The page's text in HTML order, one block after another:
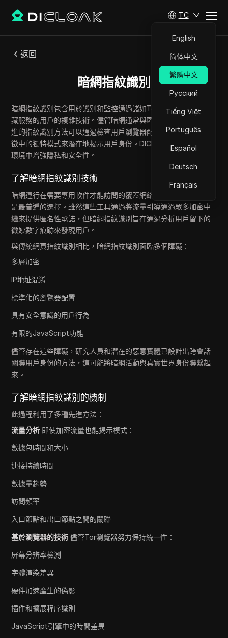
TC
English
简体中文
繁體中文
Русский
Tiếng Việt
Português
Español
Deutsch
Français
返回
暗網指紋識別
暗網指紋識別包含用於識別和監控通過諸如Tor等匿名網絡訪問隱
藏服務的用戶的複雜技術。儘管暗網通常與匿名性相關聯，但先
進的指紋識別方法可以通過檢查用戶瀏覽器配置、行為和網絡特
徵中的獨特模式來潛在地揭示用戶身份。DICloak致力於在此複雜
環境中增強隱私和安全性。
了解暗網指紋識別技術
暗網運行在需要專用軟件才能訪問的覆蓋網絡上，其中Tor瀏覽器
是最普遍的選擇。雖然這些工具通過將流量引導通過眾多加密中
繼來提供匿名性承諾，但暗網指紋識別旨在通過分析用戶留下的
微妙數字痕跡來發現用戶。
與傳統網頁指紋識別相比，暗網指紋識別面臨多個障礙：
多層加密
IP地址混淆
標準化的瀏覽器配置
具有安全意識的用戶行為
有限的JavaScript功能
儘管存在這些障礙，研究人員和潛在的惡意實體已設計出跨會話
關聯用戶身份的方法，這可能將暗網活動與真實世界身份聯繫起
來。
了解暗網指紋識別的機制
此過程利用了多種先進方法：
流量分析 即使加密流量也能揭示模式：
數據包時間和大小
連接持續時間
數據量趨勢
訪問頻率
入口節點和出口節點之間的關聯
基於瀏覽器的技術 儘管Tor瀏覽器努力保持統一性：
屏幕分辨率檢測
字體渲染差異
硬件加速產生的偽影
插件和擴展程序識別
JavaScript引擎中的時間差異